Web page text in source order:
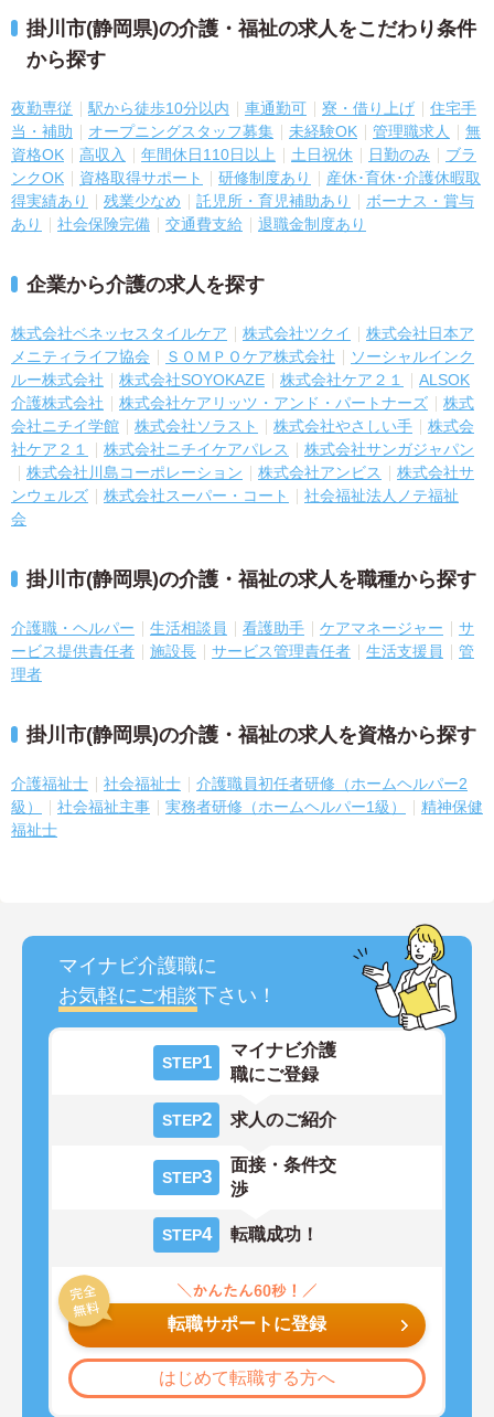
掛川市(静岡県)の介護・福祉の求人をこだわり条件
から探す
夜勤専従 駅から徒歩10分以内 車通勤可 寮・借り上げ
住宅手
当・補助
オープニングスタッフ募集 未経験OK 管理職求人
無
資格OK
高収入 年間休日110日以上 土日祝休 日勤のみ
ブラ
ンクOK
資格取得サポート 研修制度あり
産休･育休･介護休暇取
得実績あり
残業少なめ 託児所・育児補助あり
ボーナス・賞与
あり
社会保険完備 交通費支給 退職金制度あり
企業から介護の求人を探す
株式会社ベネッセスタイルケア 株式会社ツクイ
株式会社日本ア
メニティライフ協会
ＳＯＭＰＯケア株式会社
ソーシャルインク
ルー株式会社
株式会社SOYOKAZE 株式会社ケア２１
ALSOK
介護株式会社
株式会社ケアリッツ・アンド・パートナーズ
株式
会社ニチイ学館
株式会社ソラスト 株式会社やさしい手
株式会
社ケア２１
株式会社ニチイケアパレス
株式会社サンガジャパン
株式会社川島コーポレーション
株式会社アンビス
株式会社サ
ンウェルズ
株式会社スーパー・コート
社会福祉法人ノテ福祉
会
掛川市(静岡県)の介護・福祉の求人を職種から探す
介護職・ヘルパー 生活相談員 看護助手 ケアマネージャー
サ
ービス提供責任者
施設長 サービス管理責任者 生活支援員
管
理者
掛川市(静岡県)の介護・福祉の求人を資格から探す
介護福祉士 社会福祉士
介護職員初任者研修（ホームヘルパー2
級）
社会福祉主事 実務者研修（ホームヘルパー1級）
精神保健
福祉士
マイナビ介護職に
お気軽にご相談下さい！
STEP1
マイナビ介護
職にご登録
STEP2 求人のご紹介
STEP3
面接・条件交
渉
STEP4 転職成功！
転職サポートに登録
はじめて転職する方へ